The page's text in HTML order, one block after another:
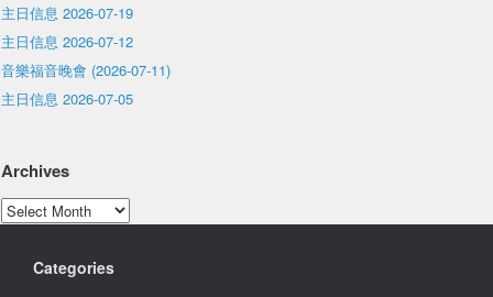
主日信息 2026-07-19
主日信息 2026-07-12
音樂福音晚會 (2026-07-11)
主日信息 2026-07-05
Archives
Archives
Categories